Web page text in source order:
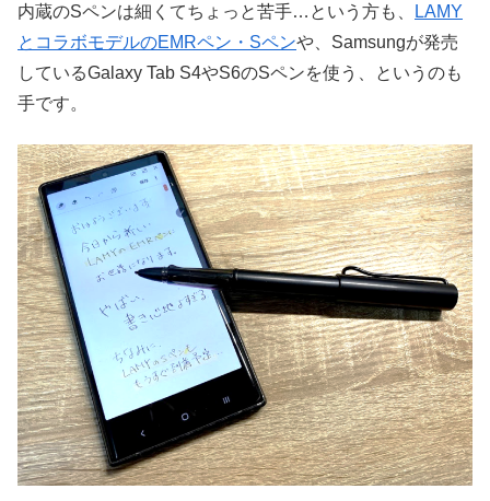
内蔵のSペンは細くてちょっと苦手…という方も、
LAMY
とコラボモデルのEMRペン・Sペンや、Samsungが発売
しているGalaxy Tab S4やS6のSペンを使う、というのも
手です。